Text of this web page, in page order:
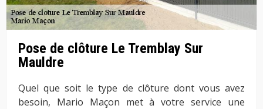
Pose de clôture Le Tremblay Sur
Mauldre
Quel que soit le type de clôture dont vous avez
besoin, Mario Maçon met à votre service une